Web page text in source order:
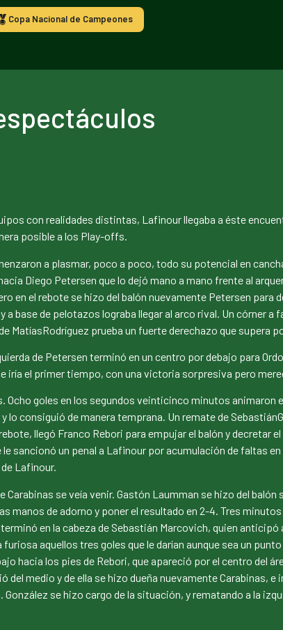
Copa Nacional de Campeones
con realidades distintas, Lafinour llegaba a éste
posible a los Play-offs.
a plasmar, poco a poco, todo su potencial en
Diego Petersen que lo dejó mano a mano frente al
en el rebote se hizo del balón nuevamente Petersen para
base de pelotazos lograba llegar al arco rival. Un córner a
MatíasRodríguez prueba un fuerte derechazo que supera
de Petersen terminó en un centro por debajo para
iría el primer tiempo, con una victoria sorpresiva pero
goles en los segundos veinticinco minutos animaron
lo consiguió de manera temprana. Un remate de
llegó Franco Rebori para empujar el balón y decretar
sancionó un penal a Lafinour por acumulación de faltas
Lafinour.
se veía venir. Gastón Laumman se hizo del
manos de adorno y poner el resultado en 2-4. Tres
en la cabeza de Sebastián Marcovich, quien
aquellos tres goles que le darían aunque sea un
hacia los pies de Rebori, que apareció por el centro del
del medio y de ella se hizo dueña nuevamente Carabinas,
se hizo cargo de la situación, y rematando a la